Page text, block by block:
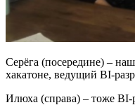
Серёга (посередине) –
хакатоне, ведущий BI-
Илюха (справа) – тоже BI-